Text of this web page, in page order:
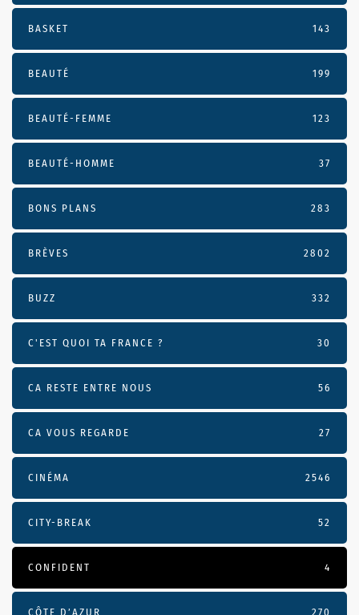
BASKET 143
BEAUTÉ 199
BEAUTÉ-FEMME 123
BEAUTÉ-HOMME 37
BONS PLANS 283
BRÈVES 2802
BUZZ 332
C'EST QUOI TA FRANCE ? 30
CA RESTE ENTRE NOUS 56
CA VOUS REGARDE 27
CINÉMA 2546
CITY-BREAK 52
CONFIDENT 4
CÔTE D’AZUR 270